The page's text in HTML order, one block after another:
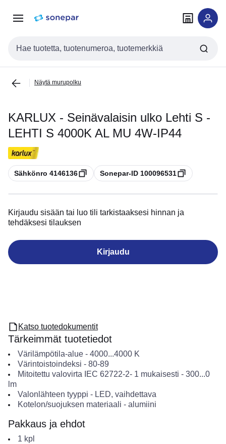
navigointiinsisältöön
Haku
Näytä murupolku
KARLUX - Seinävalaisin ulko Lehti S -
LEHTI S 4000K AL MU 4W-IP44
Kopioi
Sähkönro 4146136 Kopioi
Sonepar-ID 100096531
Kirjaudu sisään tai luo tili tarkistaaksesi hinnan ja
tehdäksesi tilauksen
Kirjaudu
Katso tuotedokumentit
Tärkeimmät tuotetiedot
Värilämpötila-alue- 4000...4000 K
Värintoistoindeksi - 80-89
Mitoitettu valovirta IEC 62722-2- 1 mukaisesti - 300...0
lm
Valonlähteen tyyppi - LED, vaihdettava
Kotelon/suojuksen materiaali - alumiini
Pakkaus ja ehdot
1 kpl